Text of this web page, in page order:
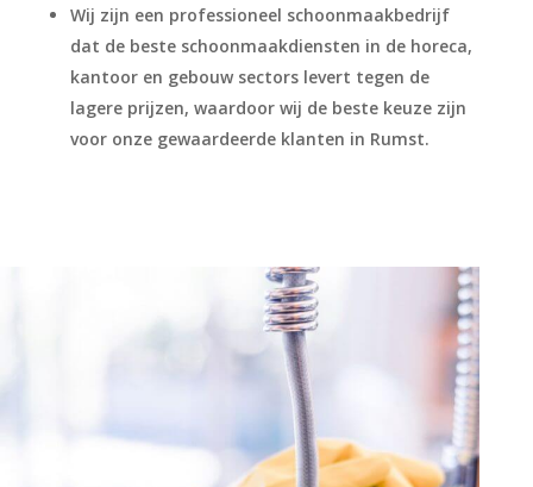
Wij zijn een professioneel schoonmaakbedrijf
dat de beste schoonmaakdiensten in de horeca,
kantoor en gebouw sectors levert tegen de
lagere prijzen, waardoor wij de beste keuze zijn
voor onze gewaardeerde klanten in Rumst.